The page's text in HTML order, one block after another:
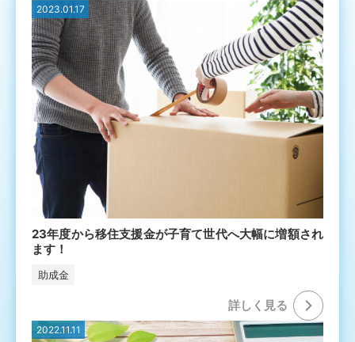
2023.01.17
23年度から移住支援金が子育て世代へ大幅に増額され
ます！
助成金
詳しく⾒る
2022.11.11